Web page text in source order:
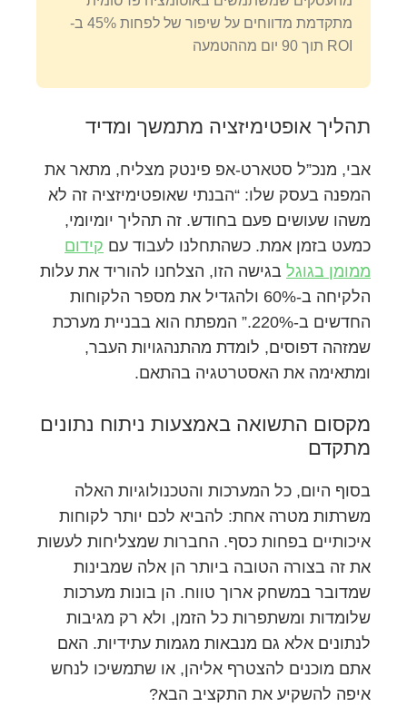
מתקדמת מדווחים על שיפור של לפחות 45% ב-
ROI תוך 90 יום מההטמעה
תהליך אופטימיזציה מתמשך ומדיד
אבי, מנכ”ל סטארט-אפ פינטק מצליח, מתאר את
המפנה בעסק שלו: “הבנתי שאופטימיזציה זה לא
משהו שעושים פעם בחודש. זה תהליך יומיומי,
כמעט בזמן אמת. כשהתחלנו לעבוד עם קידום
ממומן בגוגל בגישה הזו, הצלחנו להוריד את עלות
הלקיחה ב-60% ולהגדיל את מספר הלקוחות
החדשים ב-220%.” המפתח הוא בבניית מערכת
שמזהה דפוסים, לומדת מהתנהגויות העבר,
ומתאימה את האסטרטגיה בהתאם.
מקסום התשואה באמצעות ניתוח נתונים
מתקדם
בסוף היום, כל המערכות והטכנולוגיות האלה
משרתות מטרה אחת: להביא לכם יותר לקוחות
איכותיים בפחות כסף. החברות שמצליחות לעשות
את זה בצורה הטובה ביותר הן אלה שמבינות
שמדובר במשחק ארוך טווח. הן בונות מערכות
שלומדות ומשתפרות כל הזמן, ולא רק מגיבות
לנתונים אלא גם מנבאות מגמות עתידיות. האם
אתם מוכנים להצטרף אליהן, או שתמשיכו לנחש
איפה להשקיע את התקציב הבא?